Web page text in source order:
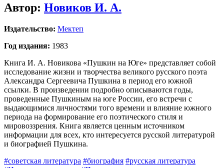
Автор: Новиков И. А.
Издательство: Мектеп
Год издания: 1983
Книга И. А. Новикова «Пушкин на Юге» представляет собой
исследование жизни и творчества великого русского поэта
Александра Сергеевича Пушкина в период его южной
ссылки. В произведении подробно описываются годы,
проведенные Пушкиным на юге России, его встречи с
выдающимися личностями того времени и влияние южного
периода на формирование его поэтического стиля и
мировоззрения. Книга является ценным источником
информации для всех, кто интересуется русской литературой
и биографией Пушкина.
#советская литература #биография #русская литература